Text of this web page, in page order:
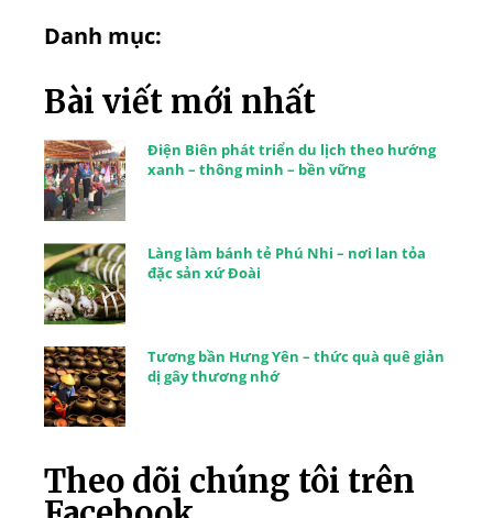
Danh mục:
Bài viết mới nhất
Điện Biên phát triển du lịch theo hướng
xanh – thông minh – bền vững
Làng làm bánh tẻ Phú Nhi – nơi lan tỏa
đặc sản xứ Đoài
Tương bần Hưng Yên – thức quà quê giản
dị gây thương nhớ
Theo dõi chúng tôi trên